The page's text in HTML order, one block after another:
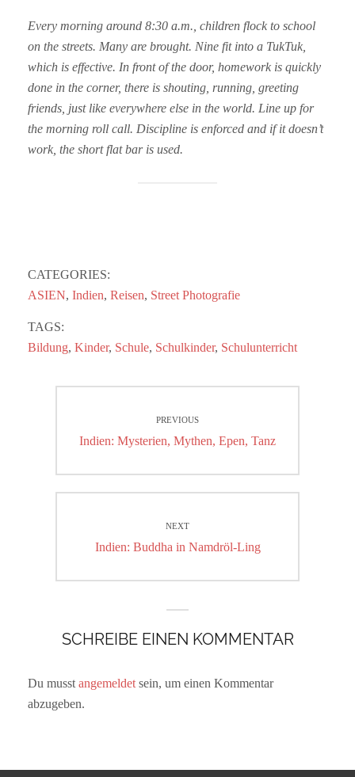
Every morning around 8:30 a.m., children flock to school
on the streets. Many are brought. Nine fit into a TukTuk,
which is effective. In front of the door, homework is quickly
done in the corner, there is shouting, running, greeting
friends, just like everywhere else in the world. Line up for
the morning roll call. Discipline is enforced and if it doesn’t
work, the short flat bar is used.
CATEGORIES:
ASIEN, Indien, Reisen, Street Photografie
TAGS:
Bildung, Kinder, Schule, Schulkinder, Schulunterricht
PREVIOUS
Previous
Indien: Mysterien, Mythen, Epen, Tanz
NEXT
Next
Indien: Buddha in Namdröl-Ling
SCHREIBE EINEN KOMMENTAR
Du musst angemeldet sein, um einen Kommentar
abzugeben.